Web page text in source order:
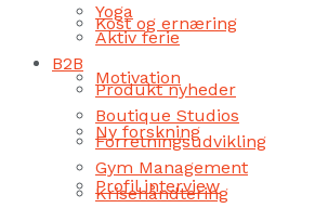
Kost og ernæring
Motivation
Ny forskning
Profil interview
Yoga
Aktiv ferie
B2B
Produkt nyheder
Boutique Studios
Forretningsudvikling
Gym Management
Krisehåndtering